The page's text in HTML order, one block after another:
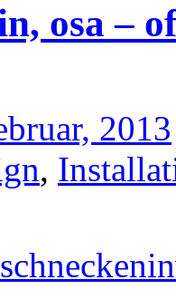
osa –
2013
,